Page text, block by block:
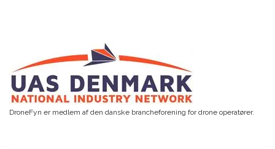
DroneFyn er medlem af den danske brancheforening for drone operatører.